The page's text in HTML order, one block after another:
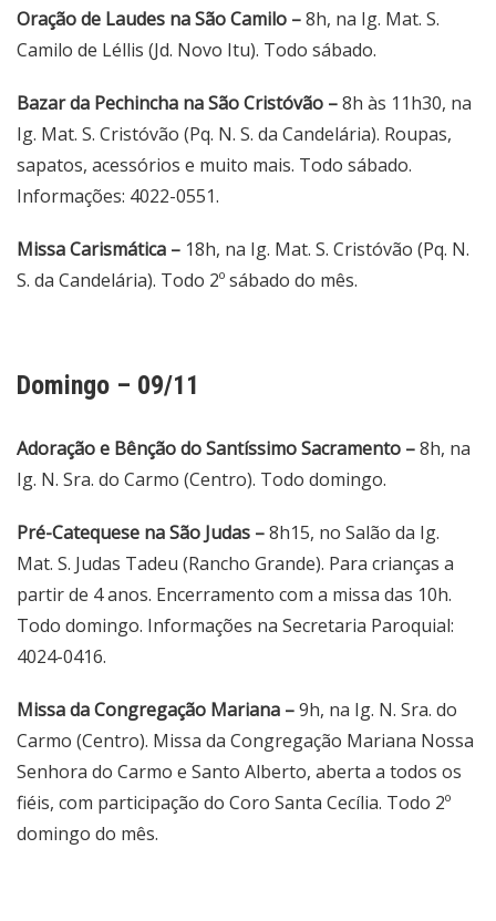
Oração de Laudes na São Camilo –8h, na Ig. Mat. S.
Camilo de Léllis (Jd. Novo Itu). Todo sábado.
Bazar da Pechincha na São Cristóvão –8h às 11h30, na
Ig. Mat. S. Cristóvão (Pq. N. S. da Candelária). Roupas,
sapatos, acessórios e muito mais. Todo sábado.
Informações: 4022-0551.
Missa Carismática – 18h, na Ig. Mat. S. Cristóvão (Pq. N.
S. da Candelária). Todo 2º sábado do mês.
Domingo – 09/11
Adoração e Bênção do Santíssimo Sacramento –8h, na
Ig. N. Sra. do Carmo (Centro). Todo domingo.
Pré-Catequese na São Judas –8h15, no Salão da Ig.
Mat. S. Judas Tadeu (Rancho Grande). Para crianças a
partir de 4 anos. Encerramento com a missa das 10h.
Todo domingo. Informações na Secretaria Paroquial:
4024-0416.
Missa da Congregação Mariana –9h, na Ig. N. Sra. do
Carmo (Centro). Missa da Congregação Mariana Nossa
Senhora do Carmo e Santo Alberto, aberta a todos os
fiéis, com participação do Coro Santa Cecília. Todo 2º
domingo do mês.